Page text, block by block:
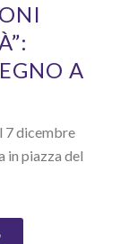
A
7 dicembre
in piazza del